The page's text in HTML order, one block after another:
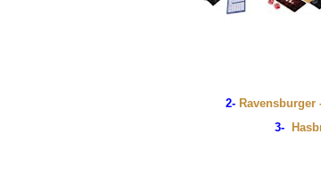
2- Ravensburger
3-